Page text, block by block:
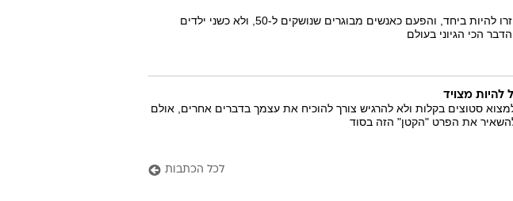
בטח שמעתם את השמועה הלא מבוססת שלפיה רייצ'ל ורוס חזרו להיות ביחד, והפעם כאנשים מבוגרים שנושקים ל-50, ולא כשני ילדים
הכי הגיוני בעולם
מצויד
סטוצים בקלות ולא להרגיש צורך להוכיח את עצמך בדברים אחרים, אולם
את הפרט "הקטן" הזה בסוד
לכל הכתבות